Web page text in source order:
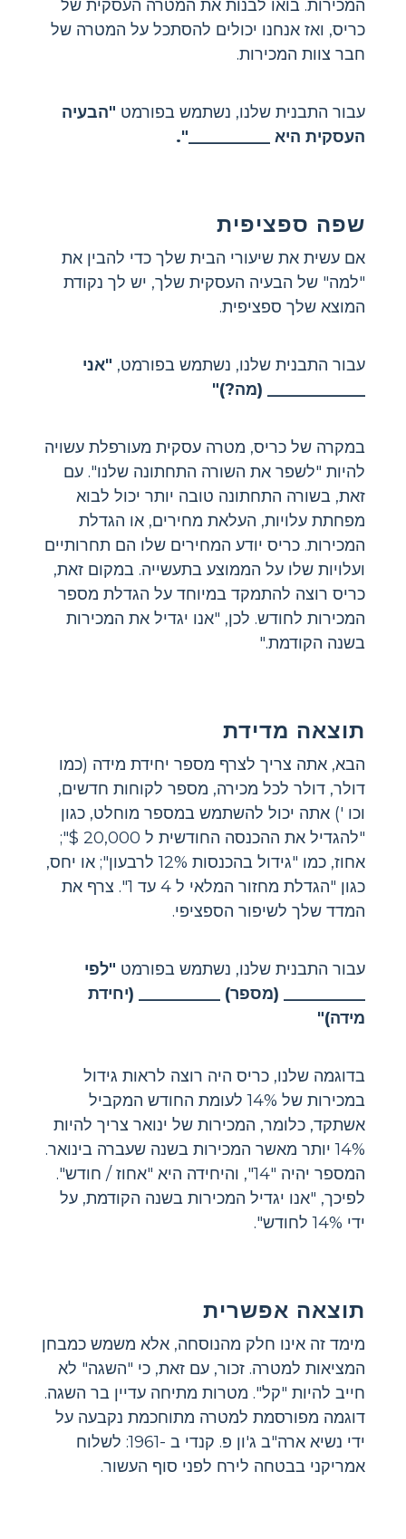
המכירות. בואו לבנות את המטרה העסקית של
כריס, ואז אנחנו יכולים להסתכל על המטרה של
חבר צוות המכירות.
עבור התבנית שלנו, נשתמש בפורמט "הבעיה
העסקית היא __________".
שפה ספציפית
אם עשית את שיעורי הבית שלך כדי להבין את
"למה" של הבעיה העסקית שלך, יש לך נקודת
המוצא שלך ספציפית.
עבור התבנית שלנו, נשתמש בפורמט, "אני
____________ (מה?)"
במקרה של כריס, מטרה עסקית מעורפלת עשויה
להיות "לשפר את השורה התחתונה שלנו". עם
זאת, בשורה התחתונה טובה יותר יכול לבוא
מפחתת עלויות, העלאת מחירים, או הגדלת
המכירות. כריס יודע המחירים שלו הם תחרותיים
ועלויות שלו על הממוצע בתעשייה. במקום זאת,
כריס רוצה להתמקד במיוחד על הגדלת מספר
המכירות לחודש. לכן, "אנו יגדיל את המכירות
בשנה הקודמת."
תוצאה מדידת
הבא, אתה צריך לצרף מספר יחידת מידה (כמו
דולר, דולר לכל מכירה, מספר לקוחות חדשים,
וכו ') אתה יכול להשתמש במספר מוחלט, כגון
"להגדיל את ההכנסה החודשית ל 20,000 $";
אחוז, כמו "גידול בהכנסות 12% לרבעון"; או יחס,
כגון "הגדלת מחזור המלאי ל 4 עד 1". צרף את
המדד שלך לשיפור הספציפי.
עבור התבנית שלנו, נשתמש בפורמט "לפי
__________ (מספר) __________ (יחידת
מידה)"
בדוגמה שלנו, כריס היה רוצה לראות גידול
במכירות של 14% לעומת החודש המקביל
אשתקד, כלומר, המכירות של ינואר צריך להיות
14% יותר מאשר המכירות בשנה שעברה בינואר.
המספר יהיה "14", והיחידה היא "אחוז / חודש".
לפיכך, "אנו יגדיל המכירות בשנה הקודמת, על
ידי 14% לחודש".
תוצאה אפשרית
מימד זה אינו חלק מהנוסחה, אלא משמש כמבחן
המציאות למטרה. זכור, עם זאת, כי "השגה" לא
חייב להיות "קל". מטרות מתיחה עדיין בר השגה.
דוגמה מפורסמת למטרה מתוחכמת נקבעה על
ידי נשיא ארה"ב ג'ון פ. קנדי ​​ב -1961: לשלוח
אמריקני בבטחה לירח לפני סוף העשור.